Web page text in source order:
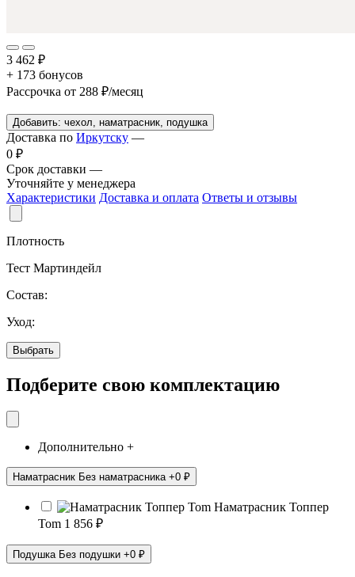
3 462 ₽
+ 173 бонусов
Рассрочка от 288 ₽/месяц
Добавить: чехол, наматрасник, подушка
Доставка по Иркутску —
0 ₽
Срок доставки —
Уточняйте у менеджера
Характеристики Доставка и оплата Ответы и отзывы
Плотность
Тест Мартиндейл
Состав:
Уход:
Выбрать
Подберите свою комплектацию
Дополнительно +
Наматрасник Без наматрасника +0 ₽
Наматрасник Топпер
Тоm 1 856 ₽
Подушка Без подушки +0 ₽